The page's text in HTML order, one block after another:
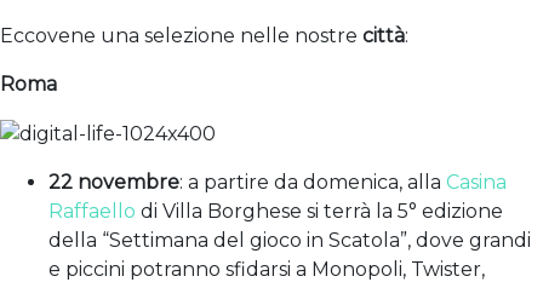
Eccovene una selezione nelle nostre città:
Roma
22 novembre: a partire da domenica, alla Casina
Raffaello di Villa Borghese si terrà la 5° edizione
della “Settimana del gioco in Scatola”, dove grandi
e piccini potranno sfidarsi a Monopoli, Twister,